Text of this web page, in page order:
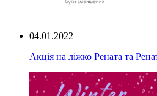
04.01.2022
Акція на ліжко Рената та